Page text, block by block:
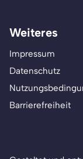
Weiteres
Impressum
Datenschutz
Barrierefreiheit